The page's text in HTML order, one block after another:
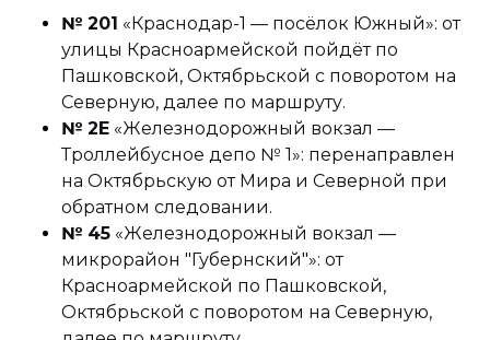
№ 201 «Краснодар-1 — посёлок Южный»: от
улицы Красноармейской пойдёт по
Пашковской, Октябрьской с поворотом на
Северную, далее по маршруту.
№ 2Е «Железнодорожный вокзал —
Троллейбусное депо № 1»: перенаправлен
на Октябрьскую от Мира и Северной при
обратном следовании.
№ 45 «Железнодорожный вокзал —
микрорайон "Губернский"»: от
Красноармейской по Пашковской,
Октябрьской с поворотом на Северную,